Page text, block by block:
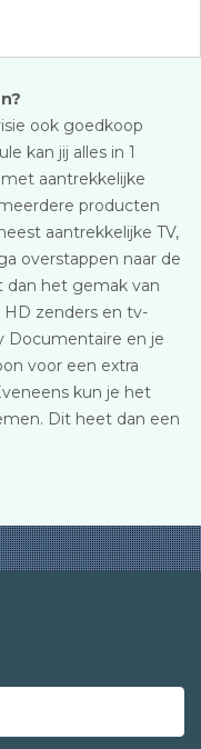
ook goedkoop
kan jij alles in 1
aantrekkelijke
producten
aantrekkelijke TV,
overstappen naar de
dan het gemak van
zenders en tv-
Documentaire en je
voor een extra
kun je het
Dit heet dan een